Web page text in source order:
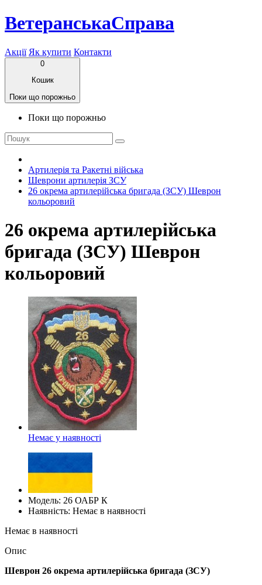
ВетеранськаСправа
Акції Як купити Контакти
0
Кошик
Поки що порожньо
Поки що порожньо
Артилерія та Ракетні війська
Шеврони артилерія ЗСУ
26 окрема артилерійська бригада (ЗСУ) Шеврон
кольоровий
26 окрема артилерійська
бригада (ЗСУ) Шеврон
кольоровий
Немає у наявності
Модель: 26 ОАБР К
Наявність: Немає в наявності
Немає в наявності
Опис
Шеврон 26 окрема артилерійська бригада (ЗСУ)